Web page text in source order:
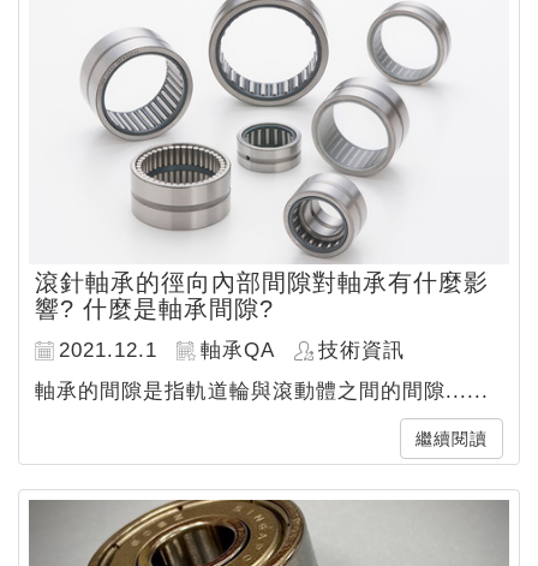
滾針軸承的徑向內部間隙對軸承有什麼影
響? 什麼是軸承間隙?
2021.12.1 軸承QA
技術資訊
軸承的間隙是指軌道輪與滾動體之間的間隙......
繼續閱讀